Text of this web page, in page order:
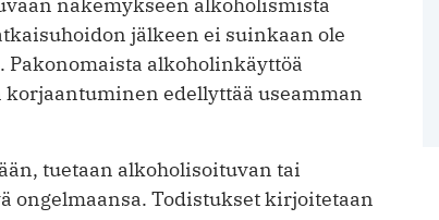
jälkeen ei suinkaan ole
alkoholinkäyttöä
edellyttää useamman
tuetaan alkoholisoituvan tai
ongelmaansa. Todistukset kirjoitetaan